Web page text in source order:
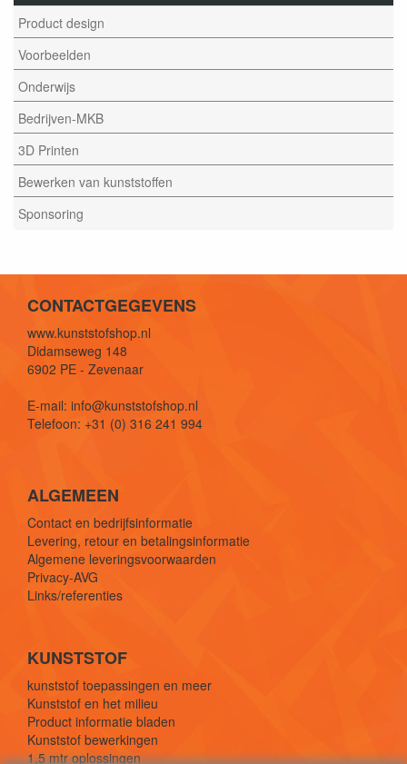
Product design
Voorbeelden
Onderwijs
Bedrijven-MKB
3D Printen
Bewerken van kunststoffen
Sponsoring
CONTACTGEGEVENS
www.kunststofshop.nl
Didamseweg 148
6902 PE - Zevenaar
E-mail: info@kunststofshop.nl
Telefoon: +31 (0) 316 241 994
ALGEMEEN
Contact en bedrijfsinformatie
Levering, retour en betalingsinformatie
Algemene leveringsvoorwaarden
Privacy-AVG
Links/referenties
KUNSTSTOF
kunststof toepassingen en meer
Kunststof en het milieu
Product informatie bladen
Kunststof bewerkingen
1,5 mtr oplossingen